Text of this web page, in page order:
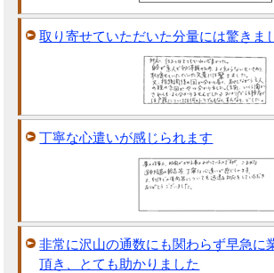
取り寄せていただいた分量には驚きま
丁寧な心遣いが感じられます
非常に沢山の通数にも関わらず早急に
頂き、とても助かりました